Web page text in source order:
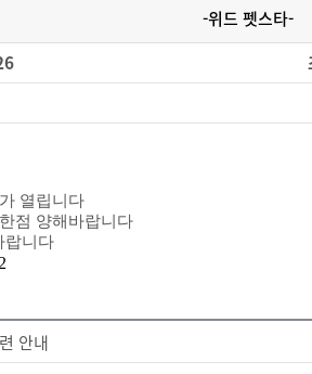
-위드 펫스타-
열립니다
점 양해바랍니다
랍니다
안내